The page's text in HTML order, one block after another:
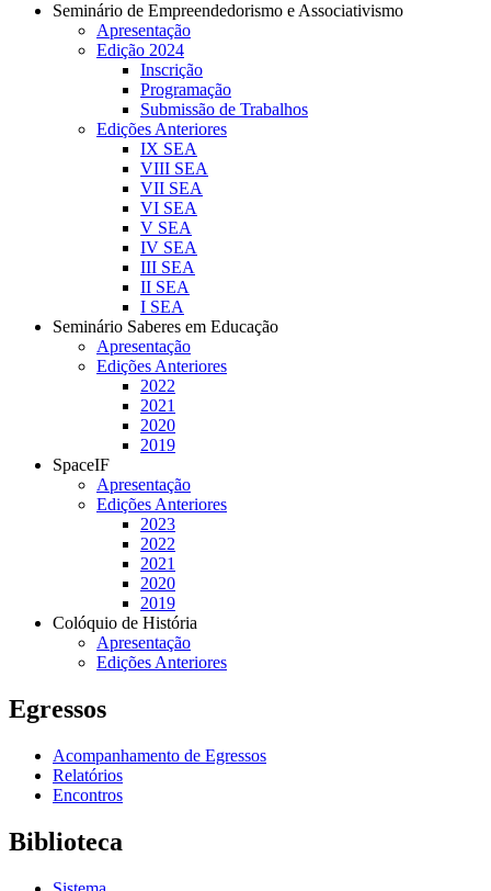
Seminário de Empreendedorismo e Associativismo
Apresentação
Edição 2024
Inscrição
Programação
Submissão de Trabalhos
Edições Anteriores
IX SEA
VIII SEA
VII SEA
VI SEA
V SEA
IV SEA
III SEA
II SEA
I SEA
Seminário Saberes em Educação
Apresentação
Edições Anteriores
2022
2021
2020
2019
SpaceIF
Apresentação
Edições Anteriores
2023
2022
2021
2020
2019
Colóquio de História
Apresentação
Edições Anteriores
Egressos
Acompanhamento de Egressos
Relatórios
Encontros
Biblioteca